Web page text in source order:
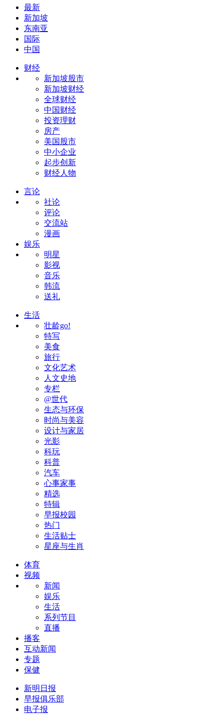
最新
新加坡
东南亚
国际
中国
财经
新加坡股市
新加坡财经
全球财经
中国财经
投资理财
房产
美国股市
中小企业
起步创新
财经人物
言论
社论
评论
交流站
漫画
娱乐
明星
影视
音乐
韩流
送礼
生活
壮龄go!
特写
美食
旅行
文化艺术
人文史地
专栏
@世代
生态与环保
时尚与美容
设计与家居
光影
科玩
科普
汽车
心事家事
精选
特辑
早报校园
热门
生活贴士
星座与生肖
体育
视频
新闻
娱乐
生活
系列节目
直播
播客
互动新闻
专题
保健
新明日报
早报俱乐部
电子报